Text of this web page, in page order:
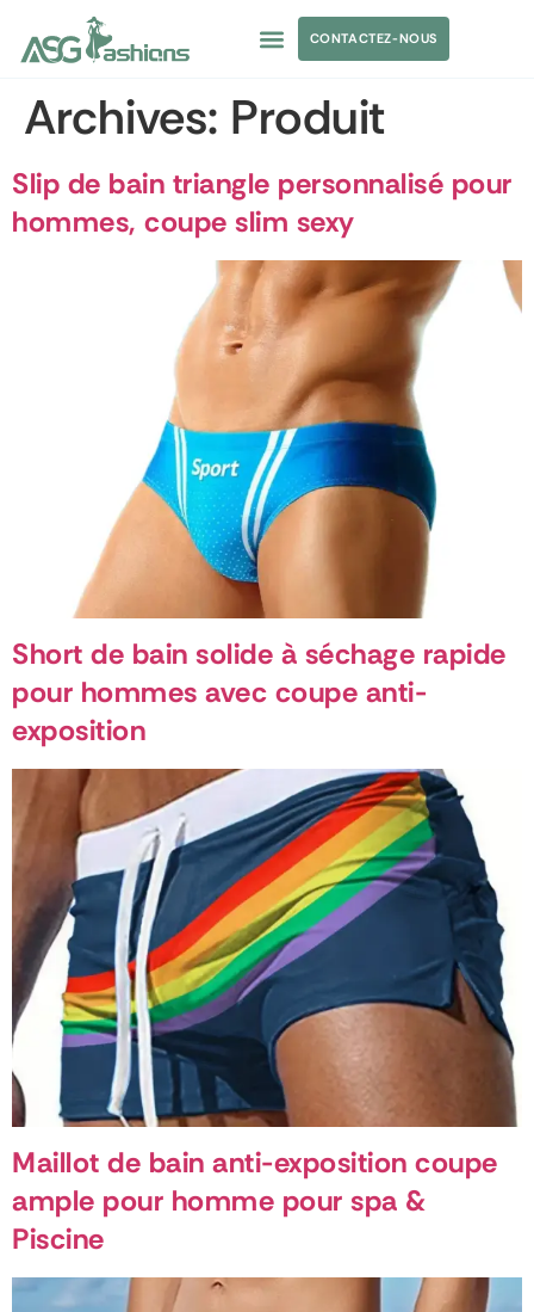
CONTACTEZ-NOUS
Archives: Produit
Slip de bain triangle personnalisé pour
hommes, coupe slim sexy
Short de bain solide à séchage rapide
pour hommes avec coupe anti-
exposition
Maillot de bain anti-exposition coupe
ample pour homme pour spa &
Piscine